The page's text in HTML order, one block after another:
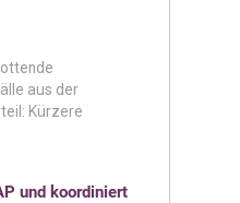
aus der
Kürzere
und koordiniert